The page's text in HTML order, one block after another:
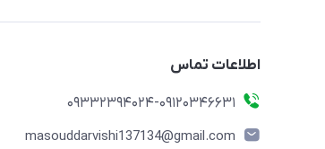
اطلاعات تماس
09332394024-09120346631
masouddarvishi137134@gmail.com